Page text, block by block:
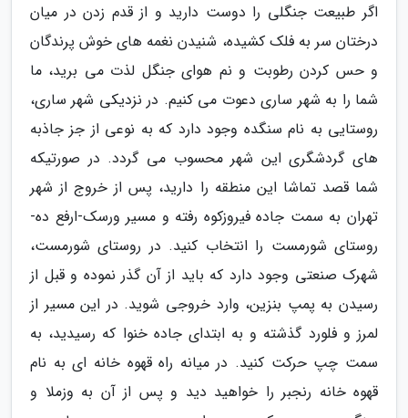
اگر طبیعت جنگلی را دوست دارید و از قدم زدن در میان
درختان سر به فلک کشیده، شنیدن نغمه های خوش پرندگان
و حس کردن رطوبت و نم هوای جنگل لذت می برید، ما
شما را به شهر ساری دعوت می کنیم. در نزدیکی شهر ساری،
روستایی به نام سنگده وجود دارد که به نوعی از جز جاذبه
های گردشگری این شهر محسوب می گردد. در صورتیکه
شما قصد تماشا این منطقه را دارید، پس از خروج از شهر
تهران به سمت جاده فیروزکوه رفته و مسیر ورسک-ارفع ده-
روستای شورمست را انتخاب کنید. در روستای شورمست،
شهرک صنعتی وجود دارد که باید از آن گذر نموده و قبل از
رسیدن به پمپ بنزین، وارد خروجی شوید. در این مسیر از
لمرز و فلورد گذشته و به ابتدای جاده خنوا که رسیدید، به
سمت چپ حرکت کنید. در میانه راه قهوه خانه ای به نام
قهوه خانه رنجبر را خواهید دید و پس از آن به وزملا و